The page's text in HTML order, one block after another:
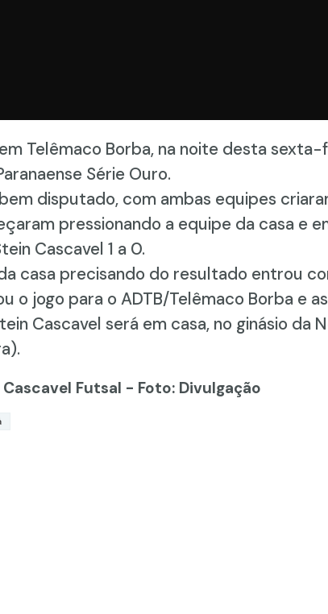
Telêmaco Borba, na noite desta
Série Ouro.
disputado, com ambas equipes
pressionando a equipe da casa e
Cascavel 1 a 0.
casa precisando do resultado entrou
o jogo para o ADTB/Telêmaco Borba e
Cascavel será em casa, no ginásio da
Futsal - Foto: Divulgação